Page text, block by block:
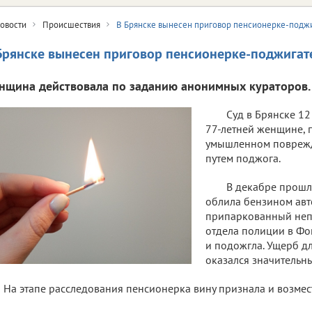
Происшествия В Брянске вынесен приговор пенсионерке-
вынесен приговор пенсионерке-
действовала по заданию анонимных кураторов.
Суд в Брянске
77-летней женщине,
умышленном
путем поджога.
В декабре
облила бензином
припаркованный
отдела полиции в
и подожгла. Ущерб
оказался
На этапе расследования пенсионерка вину признала и